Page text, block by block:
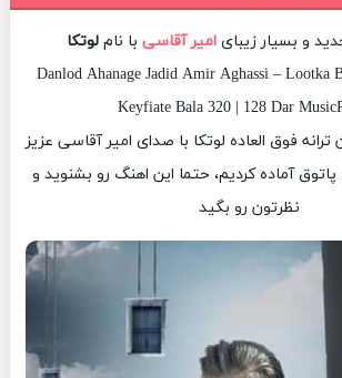
و بسیار زیبای امیر آقاسی با نام لوتکا
Danlod Ahanage Jadid Amir Aghassi – Lootka
Keyfiate Bala 320 | 128 Dar
ترانه فوق العاده لوتکا با صدای امیر آقاسی عزیز
آماده کردیم، حتما این اهنگ رو بشنوید و
نظرتون رو بگید